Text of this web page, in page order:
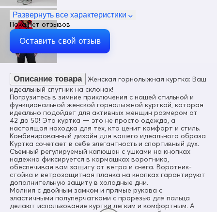
Пол
Женский
Цвет
Красный
Материал
Gore-tex, Мембранные материалы, Натуральные
материалы, Полиэстер, Плащевка, Тефлон, Экологичные
материалы
Состав
100% Полиэстер
Материал подкладки куртки
Полиэстер/Ткани TW - сетка Air Mesh
Материал подкладки капюшона
Ткани TW - сетка Air Mesh/Полиэстер
Материал подкладки воротника
Полиэстер/Флис
Коллекция
Осень-зима 2024
Материал наполнителя
Тинсулейт
Развернуть все характеристики
Пока нет отзывов
Оставить свой отзыв
Описание товара
Женская горнолыжная куртка: Ваш
идеальный спутник на склонах!
Погрузитесь в зимние приключения с нашей стильной и
функциональной женской горнолыжной курткой, которая
идеально подойдет для активных женщин размером от
42 до 50! Эта куртка — это не просто одежда, а
настоящая находка для тех, кто ценит комфорт и стиль.
Комбинированный дизайн для вашего идеального образа
Куртка сочетает в себе элегантность и спортивный дух.
Съемный регулируемый капюшон с ушками на кнопках
надежно фиксируется в кармашках воротника,
обеспечивая вам защиту от ветра и снега. Воротник-
стойка и ветрозащитная планка на кнопках гарантируют
дополнительную защиту в холодные дни.
Молния с двойным замком и прямые рукава с
эластичными полуперчатками с прорезью для пальца
делают использование куртки легким и комфортным. А